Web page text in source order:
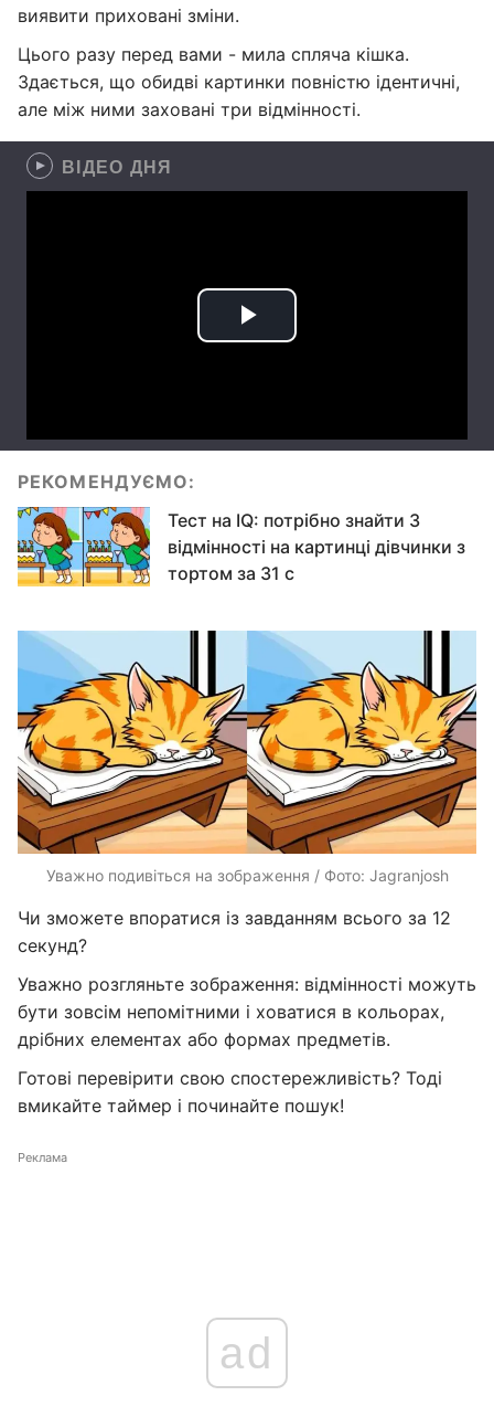
виявити приховані зміни.
Цього разу перед вами - мила спляча кішка.
Здається, що обидві картинки повністю ідентичні,
але між ними заховані три відмінності.
ВІДЕО ДНЯ
РЕКОМЕНДУЄМО:
Тест на IQ: потрібно знайти 3
відмінності на картинці дівчинки з
тортом за 31 с
Уважно подивіться на зображення / Фото: Jagranjosh
Чи зможете впоратися із завданням всього за 12
секунд?
Уважно розгляньте зображення: відмінності можуть
бути зовсім непомітними і ховатися в кольорах,
дрібних елементах або формах предметів.
Готові перевірити свою спостережливість? Тоді
вмикайте таймер і починайте пошук!
Реклама
ad